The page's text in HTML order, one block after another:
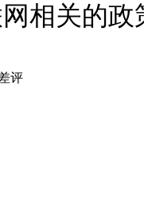
相关的
评